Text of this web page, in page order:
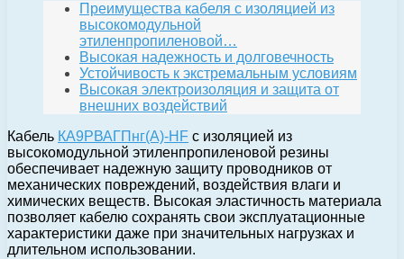
Преимущества кабеля с изоляцией из
высокомодульной
этиленпропиленовой…
Высокая надежность и долговечность
Устойчивость к экстремальным условиям
Высокая электроизоляция и защита от
внешних воздействий
Кабель КА9РВАГПнг(А)-HF с изоляцией из
высокомодульной этиленпропиленовой резины
обеспечивает надежную защиту проводников от
механических повреждений, воздействия влаги и
химических веществ. Высокая эластичность материала
позволяет кабелю сохранять свои эксплуатационные
характеристики даже при значительных нагрузках и
длительном использовании.